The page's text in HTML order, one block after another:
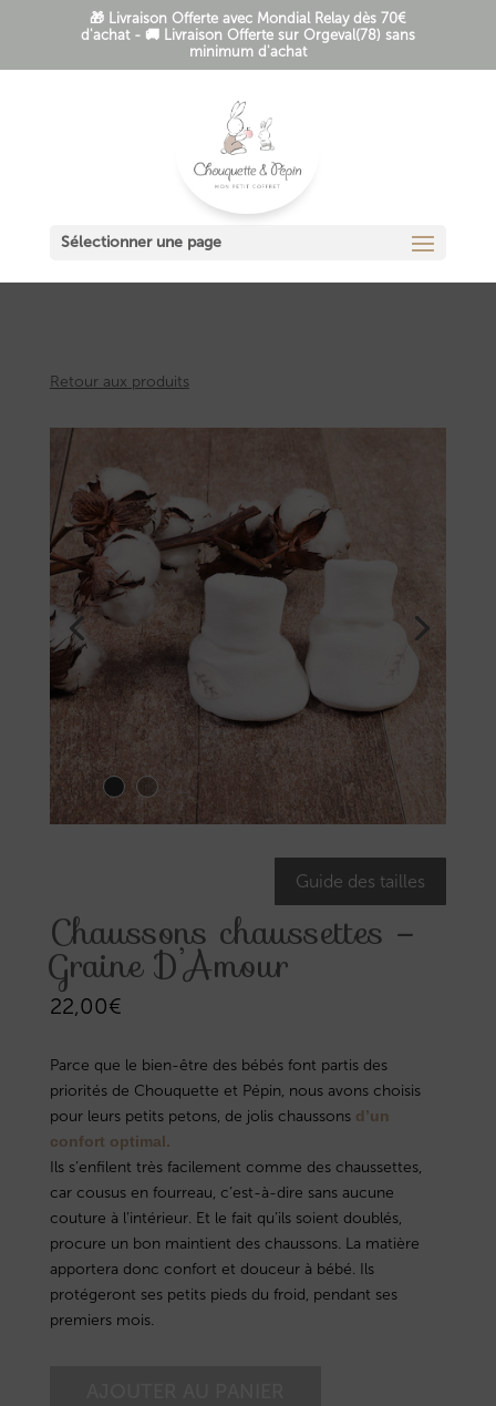
🎁 Livraison Offerte avec Mondial Relay dès 70€
d'achat - 🚚 Livraison Offerte sur Orgeval(78) sans
minimum d'achat
Sélectionner une page
Retour aux produits
Guide des tailles
Chaussons chaussettes –
Graine D’Amour
22,00€
Parce que le bien-être des bébés font partis des
priorités de Chouquette et Pépin, nous avons choisis
pour leurs petits petons, de jolis chaussons d’un
confort optimal.
Ils s’enfilent très facilement comme des chaussettes,
car cousus en fourreau, c’est-à-dire sans aucune
couture à l’intérieur. Et le fait qu’ils soient doublés,
procure un bon maintient des chaussons. La matière
apportera donc confort et douceur à bébé. Ils
protégeront ses petits pieds du froid, pendant ses
premiers mois.